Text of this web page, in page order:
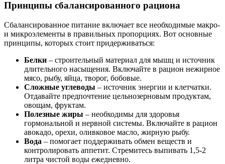
Принципы сбалансированного рациона
Сбалансированное питание включает все необходимые макро-
и микроэлементы в правильных пропорциях. Вот основные
принципы, которых стоит придерживаться:
Белки – строительный материал для мышц и источник
длительного насыщения. Включайте в рацион нежирное
мясо, рыбу, яйца, творог, бобовые.
Сложные углеводы – источник энергии и клетчатки.
Отдавайте предпочтение цельнозерновым продуктам,
овощам, фруктам.
Полезные жиры – необходимы для здоровья
гормональной и нервной системы. Включайте в рацион
авокадо, орехи, оливковое масло, жирную рыбу.
Вода – помогает поддерживать обмен веществ и
контролировать аппетит. Стремитесь выпивать 1,5-2
литра чистой воды ежедневно.